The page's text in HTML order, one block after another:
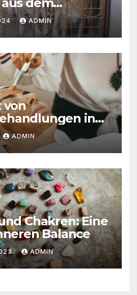
ADMIN
von
in
ADMIN
Chakren: Eine
Balance
ADMIN